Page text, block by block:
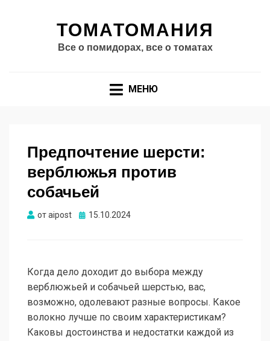
ТОМАТОМАНИЯ
Все о помидорах, все о томатах
МЕНЮ
Предпочтение шерсти:
верблюжья против
собачьей
отaipost Опубликовано
15.10.2024
Когда дело доходит до выбора между
верблюжьей и собачьей шерстью, вас,
возможно, одолевают разные вопросы. Какое
волокно лучше по своим характеристикам?
Каковы достоинства и недостатки каждой из